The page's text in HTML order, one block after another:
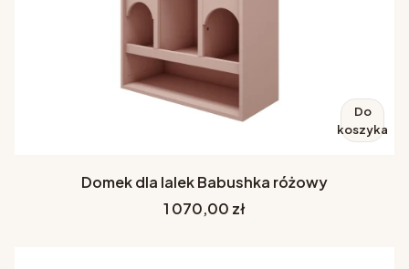
Do
koszyka
Domek dla lalek Babushka różowy
Cena
1 070,00 zł